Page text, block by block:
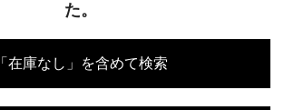
た。
「在庫なし」を含めて検索